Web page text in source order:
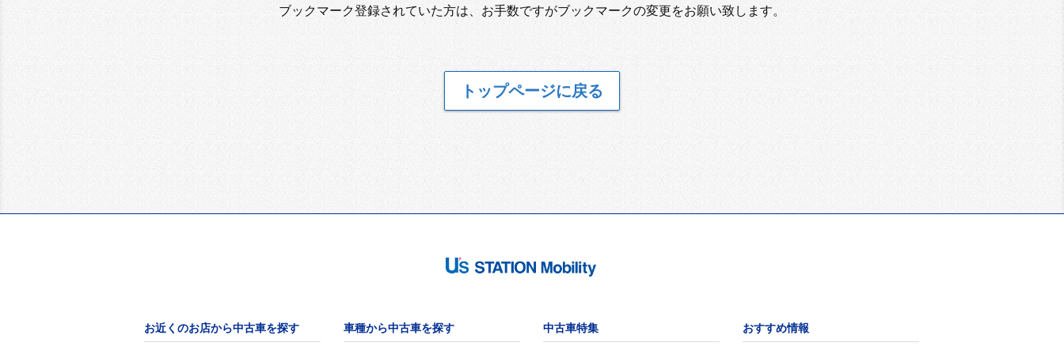
ブックマーク登録されていた方は、お手数ですがブックマークの変更をお願い致します。
トップページに戻る
お近くのお店から中古車を探す 車種から中古車を探す 中古車特集 おすすめ情報